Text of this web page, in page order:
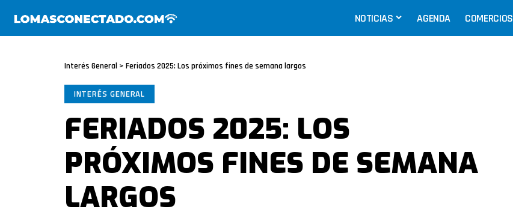
NOTICIAS AGENDA COMERCIOS
Interés General > Feriados 2025: Los próximos fines de semana largos
INTERÉS GENERAL
FERIADOS 2025: LOS
PRÓXIMOS FINES DE SEMANA
LARGOS